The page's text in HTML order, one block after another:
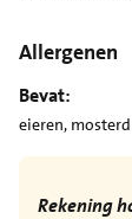
Allergenen
Bevat:
eieren, mosterd
Rekening